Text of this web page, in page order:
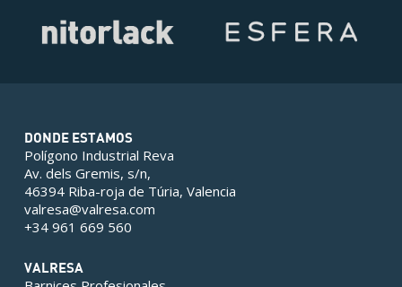
DONDE ESTAMOS
Polígono Industrial Reva
Av. dels Gremis, s/n,
46394 Riba-roja de Túria, Valencia
valresa@valresa.com
+34 961 669 560
VALRESA